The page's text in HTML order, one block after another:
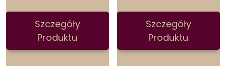
Szczegóły
Produktu
Szczegóły
Produktu